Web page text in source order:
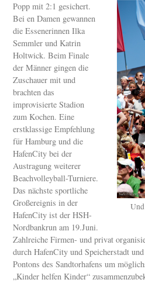
Popp mit 2:1 gesichert.
Bei en Damen gewannen
die Essenerinnen Ilka
Semmler und Katrin
Holtwick. Beim Finale
der Männer gingen die
Zuschauer mit und
brachten das
improvisierte Stadion
zum Kochen. Eine
erstklassige Empfehlung
für Hamburg und die
HafenCity bei der
Austragung weiterer
Beachvolleyball-Turniere.
Das nächste sportliche
Großereignis in der
HafenCity ist der HSH-
Nordbankrun am 19.Juni.
Zahlreiche Firmen- und privat
durch HafenCity und Speicherstadt
Pontons des Sandtorhafens um
„Kinder helfen Kinder“